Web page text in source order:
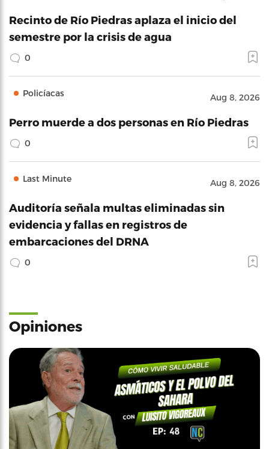
Recinto de Río Piedras aplaza el inicio del
semestre por la crisis de agua
0
Policíacas Aug 8, 2026
Perro muerde a dos personas en Río Piedras
0
Last Minute Aug 8, 2026
Auditoría señala multas eliminadas sin
evidencia y fallas en registros de
embarcaciones del DRNA
0
Opiniones